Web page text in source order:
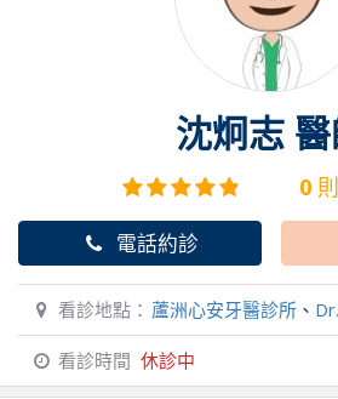
沈炯志
0
電話約診
看診地點： 蘆洲心安牙醫診所 、
看診時間 休診中